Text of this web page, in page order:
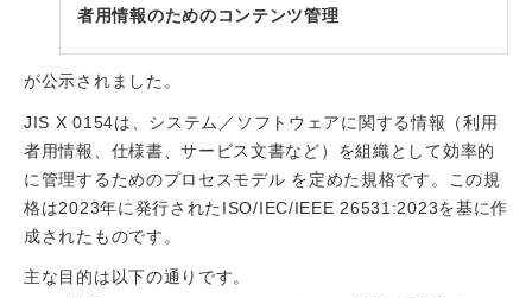
者用情報のためのコンテンツ管理
が公示されました。
JIS X 0154は、システム／ソフトウェアに関する情報（利用
者用情報、仕様書、サービス文書など）を組織として効率的
に管理するためのプロセスモデル を定めた規格です。この規
格は2023年に発行されたISO/IEC/IEEE 26531:2023を基に作
成されたものです。
主な目的は以下の通りです。